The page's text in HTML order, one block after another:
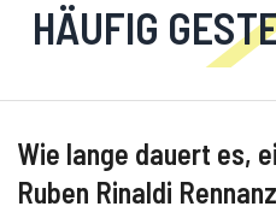
HÄUFIG
Wie lange dauert es,
Ruben Rinaldi